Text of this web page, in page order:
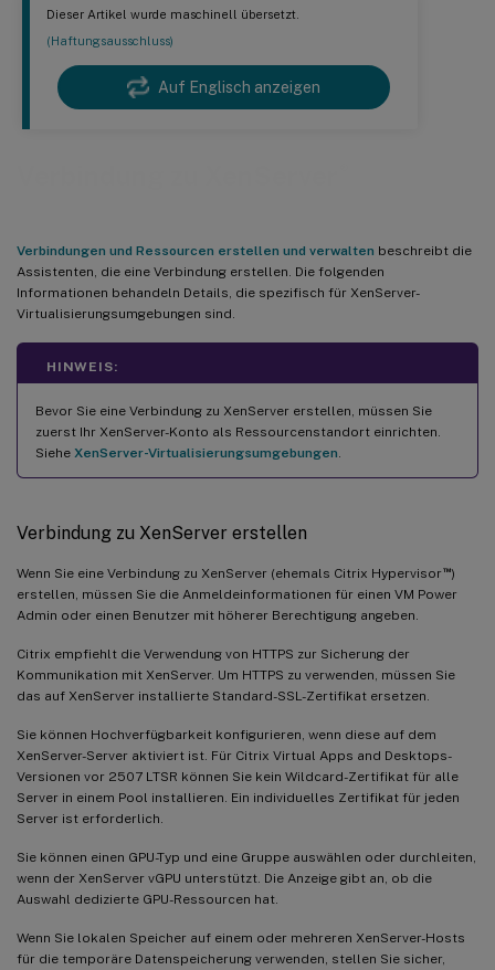
Dieser Artikel wurde maschinell übersetzt.
(Haftungsausschluss)
Auf Englisch anzeigen
Verbindungen und Ressourcen erstellen und verwalten beschreibt die
Assistenten, die eine Verbindung erstellen. Die folgenden
Informationen behandeln Details, die spezifisch für XenServer-
Virtualisierungsumgebungen sind.
HINWEIS:
Bevor Sie eine Verbindung zu XenServer erstellen, müssen Sie
zuerst Ihr XenServer-Konto als Ressourcenstandort einrichten.
Siehe XenServer-Virtualisierungsumgebungen
Verbindung zu XenServer erstellen
Wenn Sie eine Verbindung zu XenServer (ehemals Citrix Hypervisor™)
erstellen, müssen Sie die Anmeldeinformationen für einen VM Power
Admin oder einen Benutzer mit höherer Berechtigung angeben.
Citrix empfiehlt die Verwendung von HTTPS zur Sicherung der
Kommunikation mit XenServer. Um HTTPS zu verwenden, müssen Sie
das auf XenServer installierte Standard-SSL-Zertifikat ersetzen.
Sie können Hochverfügbarkeit konfigurieren, wenn diese auf dem
XenServer-Server aktiviert ist. Für Citrix Virtual Apps and Desktops-
Versionen vor 2507 LTSR können Sie kein Wildcard-Zertifikat für alle
Server in einem Pool installieren. Ein individuelles Zertifikat für jeden
Server ist erforderlich.
Sie können einen GPU-Typ und eine Gruppe auswählen oder durchleiten,
wenn der XenServer vGPU unterstützt. Die Anzeige gibt an, ob die
Auswahl dedizierte GPU-Ressourcen hat.
Wenn Sie lokalen Speicher auf einem oder mehreren XenServer-Hosts
für die temporäre Datenspeicherung verwenden, stellen Sie sicher,